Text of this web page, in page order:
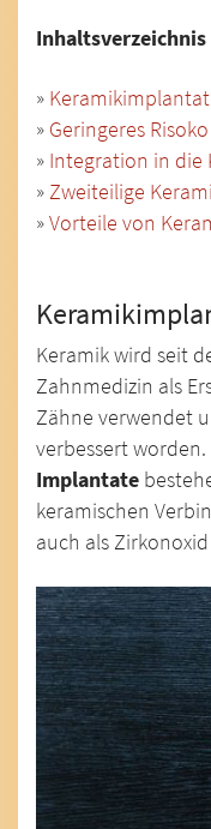
Inhaltsverzeichnis
»
» Geringeres
» Integration in die
» Zweiteilige
»Vorteile von
Keramik wird seit
Zahnmedizin als
Zähne verwendet
verbessert
Implantate
keramischen
auch als